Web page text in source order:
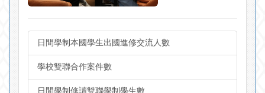
日間學制本國學生出國進修交流人數
學校雙聯合作案件數
日間學制修讀雙聯學制學生數